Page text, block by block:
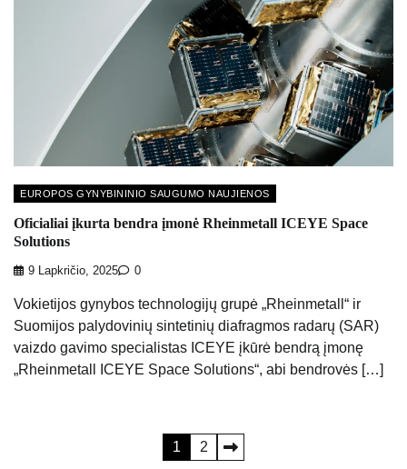
EUROPOS GYNYBININIO SAUGUMO NAUJIENOS
Oficialiai įkurta bendra įmonė Rheinmetall ICEYE Space
Solutions
9 Lapkričio, 2025 0
Vokietijos gynybos technologijų grupė „Rheinmetall“ ir
Suomijos palydovinių sintetinių diafragmos radarų (SAR)
vaizdo gavimo specialistas ICEYE įkūrė bendrą įmonę
„Rheinmetall ICEYE Space Solutions“, abi bendrovės […]
1 2